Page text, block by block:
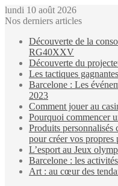
lundi 10 août 2026
Nos derniers articles
Découverte de la
RG40XXV
Découverte du
Les tactiques
Barcelone : Les
2023
Comment jouer au
Pourquoi commencer
Produits
pour créer vos propres
L’esport au Jeux
Barcelone : les
Art : au cœur des